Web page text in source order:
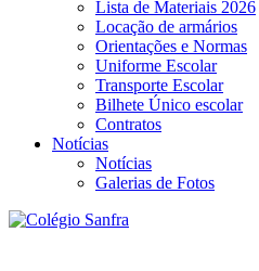
Lista de Materiais 2026
Locação de armários
Orientações e Normas
Uniforme Escolar
Transporte Escolar
Bilhete Único escolar
Contratos
Notícias
Notícias
Galerias de Fotos